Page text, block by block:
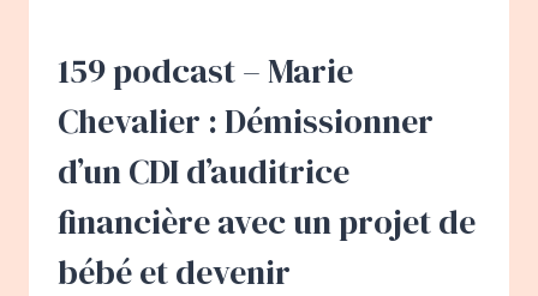
EXPERT
RÉFÉRENCE
DU
RAPPORT
À
L’ARGENT
159 podcast – Marie
Chevalier : Démissionner
d’un CDI d’auditrice
financière avec un projet de
bébé et devenir